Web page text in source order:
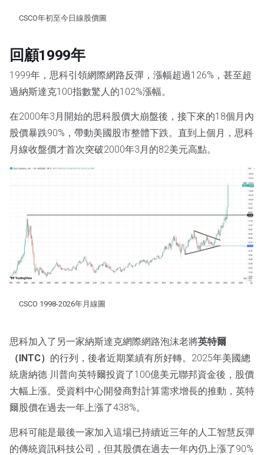
CSCO年初至今日線股價圖
回顧1999年
1999年，思科引領網際網路反彈，漲幅超過126%，甚至超
過納斯達克100指數驚人的102%漲幅。
在2000年3月開始的思科股價大崩盤後，接下來的18個月內
股價暴跌90%，帶動美國股市整體下跌。直到上個月，思科
月線收盤價才首次突破2000年3月的82美元高點。
CSCO 1998-2026年月線圖
思科加入了另一家納斯達克網際網路泡沫老將英特爾
（INTC） 的行列，後者近期業績有所好轉。2025年美國總
統唐納德·川普向英特爾投資了100億美元聯邦資金後，股價
大幅上漲。受資料中心開發商對計算需求增長的推動，英特
爾股價在過去一年上漲了438%。
思科可能是最後一家加入這場已持續近三年的人工智慧反彈
的傳統資訊科技公司，但其股價在過去一年內仍上漲了90%